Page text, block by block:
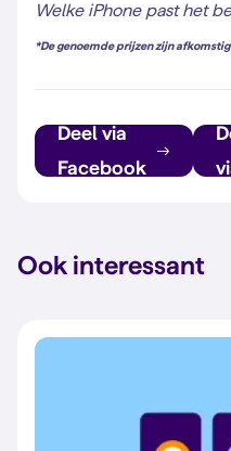
Welke iPhone past het
*De genoemde prijzen zijn
Deel via
Facebook
Ook interessant